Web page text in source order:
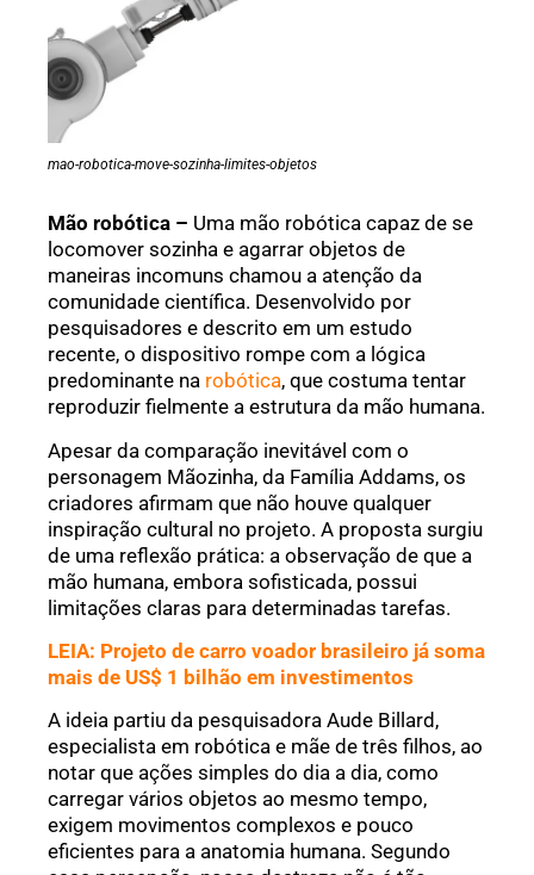
mao-robotica-move-sozinha-limites-objetos
Mão robótica – Uma mão robótica capaz de se
locomover sozinha e agarrar objetos de
maneiras incomuns chamou a atenção da
comunidade científica. Desenvolvido por
pesquisadores e descrito em um estudo
recente, o dispositivo rompe com a lógica
predominante na robótica, que costuma tentar
reproduzir fielmente a estrutura da mão humana.
Apesar da comparação inevitável com o
personagem Mãozinha, da Família Addams, os
criadores afirmam que não houve qualquer
inspiração cultural no projeto. A proposta surgiu
de uma reflexão prática: a observação de que a
mão humana, embora sofisticada, possui
limitações claras para determinadas tarefas.
LEIA: Projeto de carro voador brasileiro já soma
mais de US$ 1 bilhão em investimentos
A ideia partiu da pesquisadora Aude Billard,
especialista em robótica e mãe de três filhos, ao
notar que ações simples do dia a dia, como
carregar vários objetos ao mesmo tempo,
exigem movimentos complexos e pouco
eficientes para a anatomia humana. Segundo